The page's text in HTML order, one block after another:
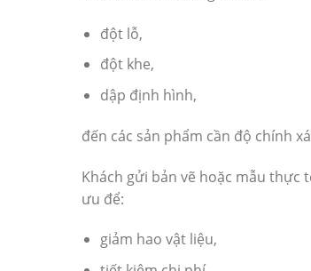
đột lỗ,
đột khe,
dập định hình,
đến các sản phẩm cần độ chính
Khách gửi bản vẽ hoặc mẫu thực
ưu để:
giảm hao vật liệu,